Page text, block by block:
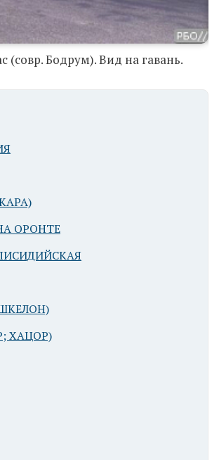
(совр. Бодрум). Вид на гавань.
ОРОНТЕ
ХАЦОР)